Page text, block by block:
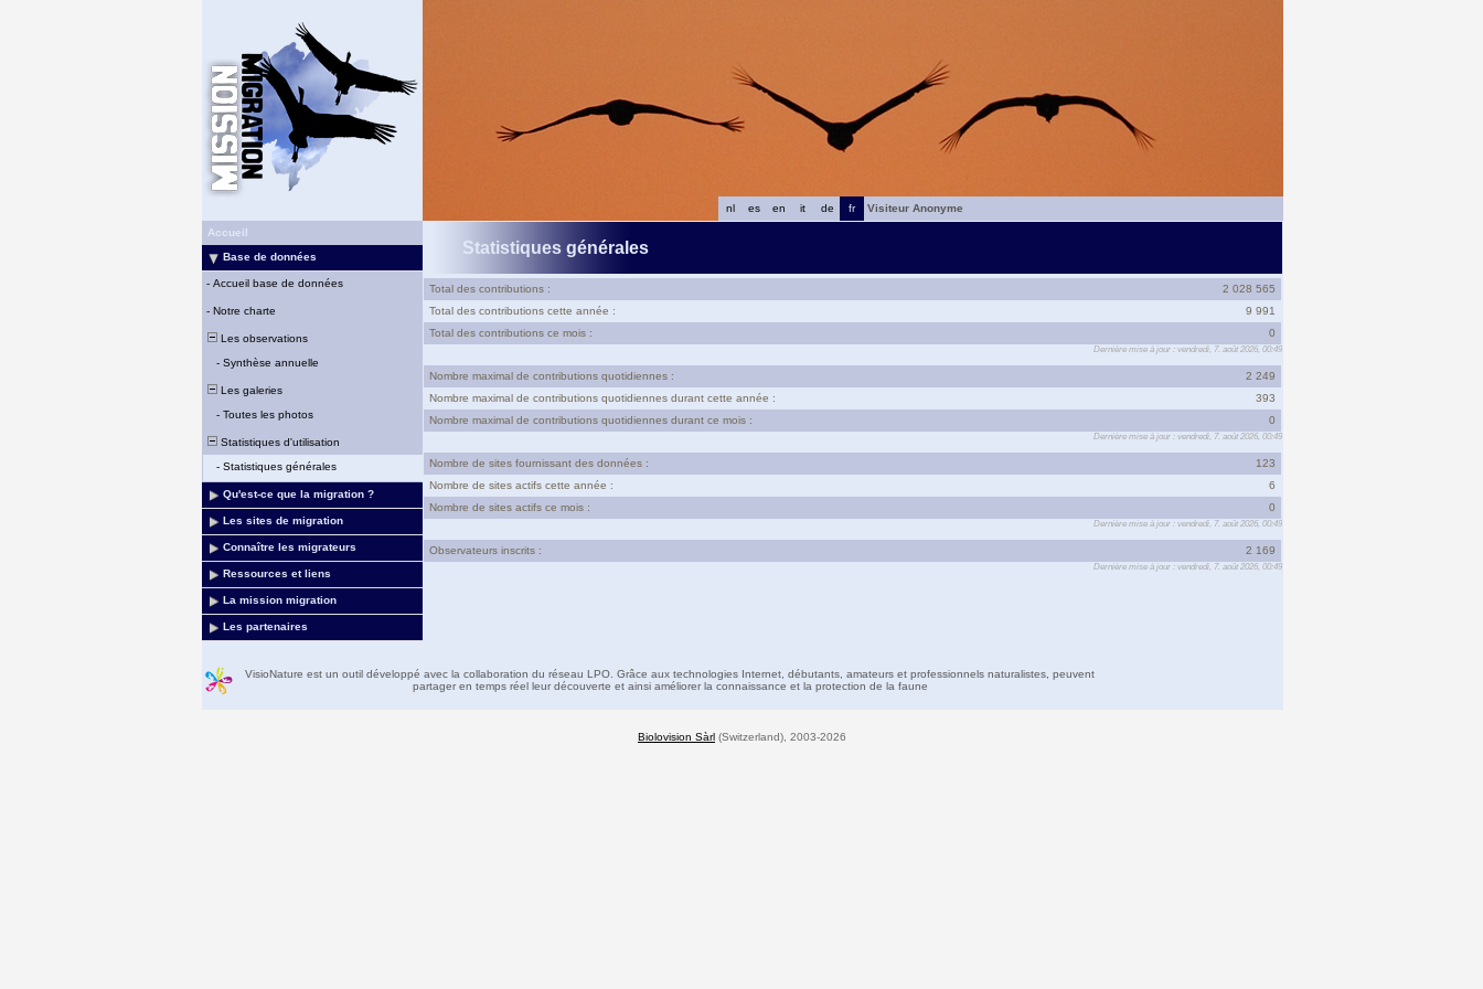
fr
de
it
en
es
nl
Visiteur Anonyme
Accueil
Base de données
- Accueil base de données
- Notre charte
Les observations
- Synthèse annuelle
Les galeries
- Toutes les photos
Statistiques d'utilisation
- Statistiques générales
Qu'est-ce que la migration ?
Les sites de migration
Connaître les migrateurs
Ressources et liens
La mission migration
Les partenaires
Statistiques générales
Total des contributions :
2 028 565
Total des contributions cette année :
9 991
Total des contributions ce mois :
0
Dernière mise à jour : vendredi, 7. août 2026, 00:49
Nombre maximal de contributions quotidiennes :
2 249
Nombre maximal de contributions quotidiennes durant cette année :
393
Nombre maximal de contributions quotidiennes durant ce mois :
0
Dernière mise à jour : vendredi, 7. août 2026, 00:49
Nombre de sites fournissant des données :
123
Nombre de sites actifs cette année :
6
Nombre de sites actifs ce mois :
0
Dernière mise à jour : vendredi, 7. août 2026, 00:49
Observateurs inscrits : 2 169
Dernière mise à jour : vendredi, 7. août 2026, 00:49
VisioNature est un outil développé avec la collaboration du réseau LPO. Grâce aux technologies Internet, débutants, amateurs et professionnels naturalistes, peuvent
partager en temps réel leur découverte et ainsi améliorer la connaissance et la protection de la faune
Biolovision Sàrl (Switzerland), 2003-2026